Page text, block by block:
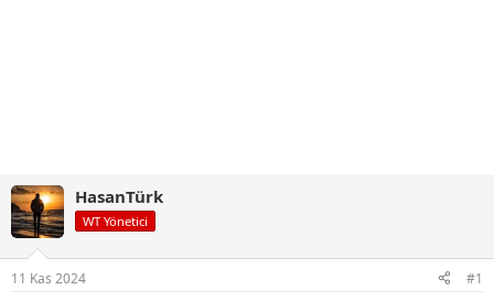
HasanTürk
WT Yönetici
11 Kas 2024 #1